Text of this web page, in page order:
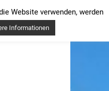
Website verwenden, werden
Informationen